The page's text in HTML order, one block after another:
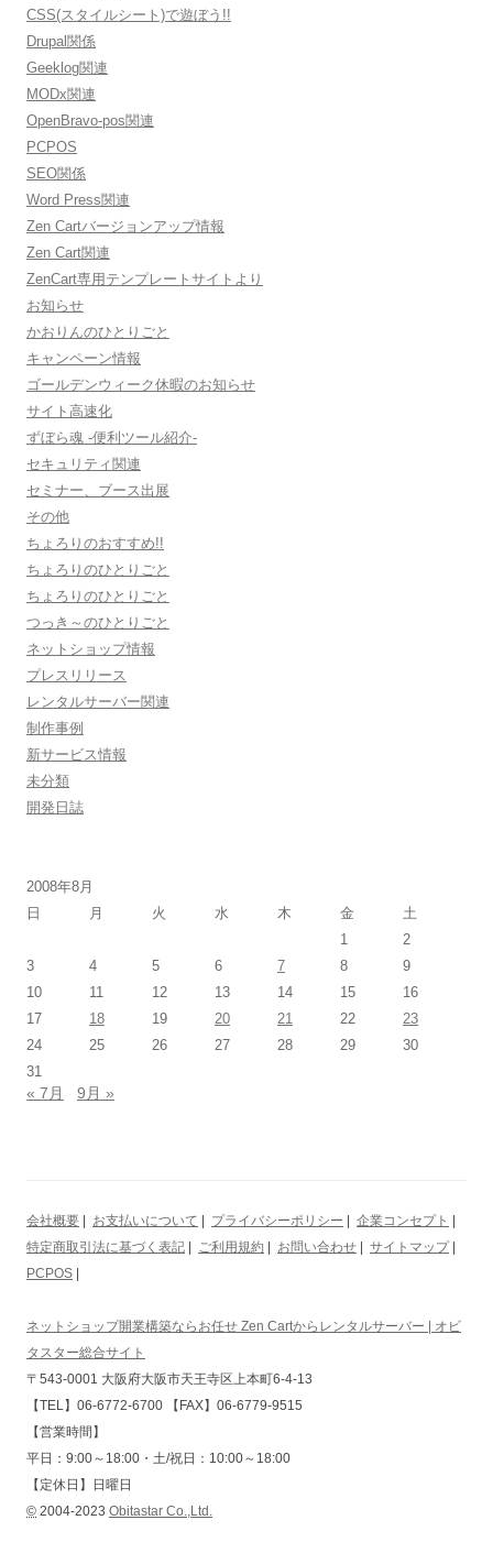
CSS(スタイルシート)で遊ぼう!!
Drupal関係
Geeklog関連
MODx関連
OpenBravo-pos関連
PCPOS
SEO関係
Word Press関連
Zen Cartバージョンアップ情報
Zen Cart関連
ZenCart専用テンプレートサイトより
お知らせ
かおりんのひとりごと
キャンペーン情報
ゴールデンウィーク休暇のお知らせ
サイト高速化
ずぼら魂 -便利ツール紹介-
セキュリティ関連
セミナー、ブース出展
その他
ちょろりのおすすめ!!
ちょろりのひとりごと
ちょろりのひとりごと
つっき～のひとりごと
ネットショップ情報
プレスリリース
レンタルサーバー関連
制作事例
新サービス情報
未分類
開発日誌
2008年8月
日
月 火 水 木 金
土
1
2
3
4 5 6 7 8
9
10
11 12 13 14 15
16
17
18 19 20 21 22
23
24
25 26 27 28 29
30
31
« 7月 9月 »
会社概要 お支払いについて プライバシーポリシー 企業コンセプト
特定商取引法に基づく表記
ご利用規約 お問い合わせ サイトマップ|
PCPOS
ネットショップ開業構築ならお任せ Zen Cartからレンタルサーバー | オビ
タスター総合サイト
〒543-0001 大阪府大阪市天王寺区上本町6-4-13
【TEL】06-6772-6700 【FAX】06-6779-9515
【営業時間】
平日：9:00～18:00・土/祝日：10:00～18:00
【定休日】日曜日
© 2004-2023 Obitastar Co.,Ltd.